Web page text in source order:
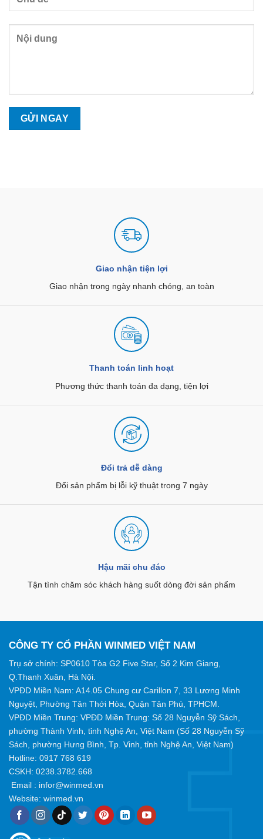
Giao nhận tiện lợi
Giao nhận trong ngày nhanh chóng, an toàn
Thanh toán linh hoạt
Phương thức thanh toán đa dạng, tiện lợi
Đổi trả dễ dàng
Đổi sản phẩm bị lỗi kỹ thuật trong 7 ngày
Hậu mãi chu đáo
Tận tình chăm sóc khách hàng suốt dòng đời sản phẩm
CÔNG TY CỔ PHẦN WINMED VIỆT NAM
Trụ sở chính: SP0610 Tòa G2 Five Star, Số 2 Kim Giang,
Q.Thanh Xuân, Hà Nội.
VPĐD Miền Nam: A14.05 Chung cư Carillon 7, 33 Lương Minh
Nguyệt, Phường Tân Thới Hòa, Quận Tân Phú, TPHCM.
VPĐD Miền Trung: VPĐD Miền Trung: Số 28 Nguyễn Sỹ Sách,
phường Thành Vinh, tỉnh Nghệ An, Việt Nam (Số 28 Nguyễn Sỹ
Sách, phường Hưng Bình, Tp. Vinh, tỉnh Nghệ An, Việt Nam)
Hotline: 0917 768 619
CSKH: 0238.3782.668
Email : infor@winmed.vn
Website: winmed.vn